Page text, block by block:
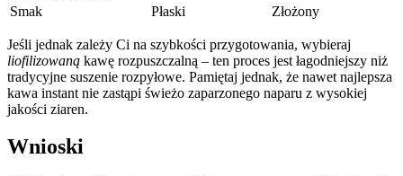
Smak
Płaski Złożony
Jeśli jednak zależy Ci na szybkości przygotowania, wybieraj
liofilizowaną kawę rozpuszczalną – ten proces jest łagodniejszy niż
tradycyjne suszenie rozpyłowe. Pamiętaj jednak, że nawet najlepsza
kawa instant nie zastąpi świeżo zaparzonego naparu z wysokiej
jakości ziaren.
Wnioski